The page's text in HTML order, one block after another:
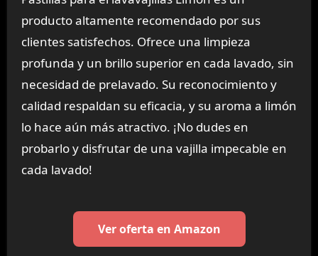
producto altamente recomendado por sus
clientes satisfechos. Ofrece una limpieza
profunda y un brillo superior en cada lavado, sin
necesidad de prelavado. Su reconocimiento y
calidad respaldan su eficacia, y su aroma a limón
lo hace aún más atractivo. ¡No dudes en
probarlo y disfrutar de una vajilla impecable en
cada lavado!
Ver oferta en Amazon